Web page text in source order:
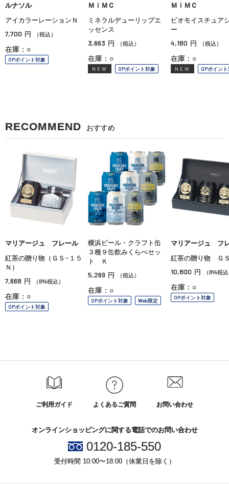
ルナソル
アイカラーレーションＮ
7,700 円 （税込）
在庫：○
OPポイント対象
ＭｉＭＣ
ミネラルデューリップエ
ッセンス
3,663 円 （税込）
在庫：○
NEW OPポイント対象
ＭｉＭＣ
ビオモイスチュア
ー
4,180 円 （税込）
在庫：○
NEW OPポイン
RECOMMEND おすすめ
マリアージュ フレール
紅茶の贈り物（ＧＳ−１５
Ｎ）
7,668 円 （8%税込）
在庫：○
OPポイント対象
横浜ビール・クラフト缶
３種９缶飲みくらべセッ
ト Ｋ
5,269 円 （税込）
在庫：○
OPポイント対象 Web限定
マリアージュ フ
紅茶の贈り物 Ｇ
10,800 円 （8%税
在庫：○
OPポイント対象
ご利用ガイド よくあるご質問 お問い合わせ
オンラインショッピングに関する電話でのお問い合わせ
0120-185-550
受付時間 10:00〜18:00（休業日を除く）